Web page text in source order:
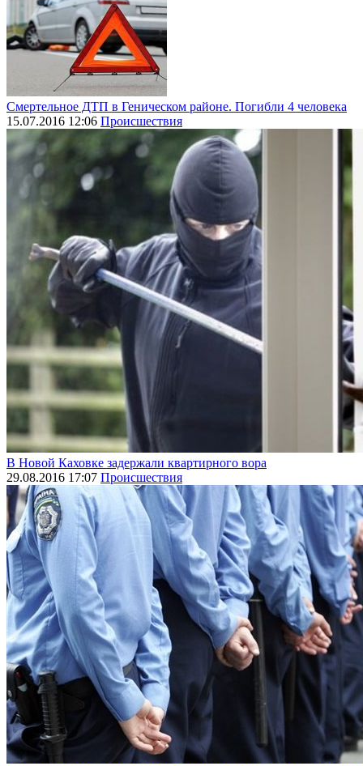
Смертельное ДТП в Геническом районе. Погибли 4 человека
15.07.2016 12:06 Происшествия
В Новой Каховке задержали квартирного вора
29.08.2016 17:07 Происшествия